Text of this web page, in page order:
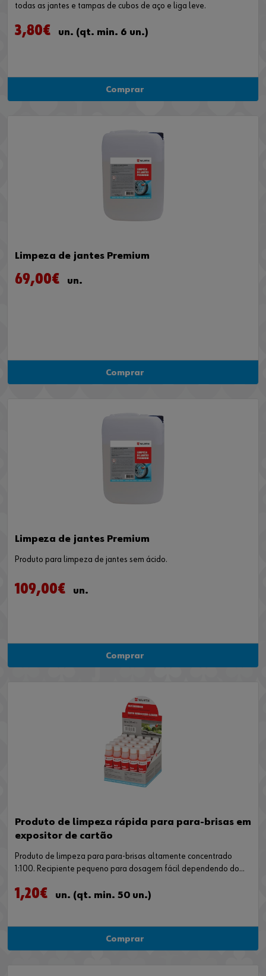
todas as jantes e tampas de cubos de aço e liga leve.
3,80€ un. (qt. min. 6 un.)
Comprar
Limpeza de jantes Premium
69,00€ un.
Comprar
Limpeza de jantes Premium
Produto para limpeza de jantes sem ácido.
109,00€ un.
Comprar
Produto de limpeza rápida para para-brisas em
expositor de cartão
Produto de limpeza para para-brisas altamente concentrado
1:100. Recipiente pequeno para dosagem fácil dependendo do
1,20€ un. (qt. min. 50 un.)
Comprar